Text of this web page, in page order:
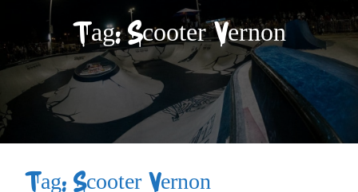
Tag: Scooter Vernon
Tag: Scooter Vernon